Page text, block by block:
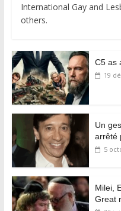
International Gay and
others.
C5 as
19
Un
arrêté
5
Milei,
Great